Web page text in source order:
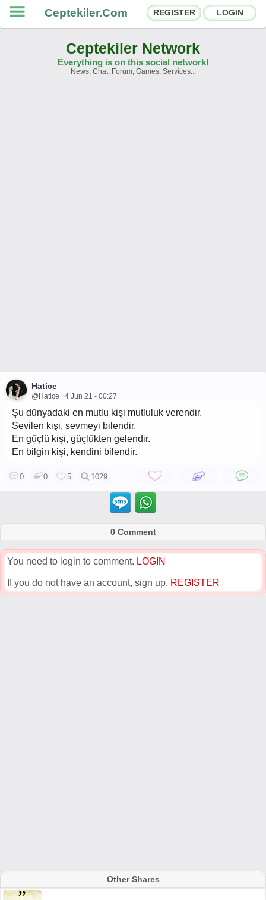
Ceptekiler.Com REGISTER LOGIN
Ceptekiler Network
Everything is on this social network!
News, Chat, Forum, Games, Services...
Hatice
@Hatice | 4 Jun 21 - 00:27
Şu dünyadaki en mutlu kişi mutluluk verendir.
Sevilen kişi, sevmeyi bilendir.
En güçlü kişi, güçlükten gelendir.
En bilgin kişi, kendini bilendir.
0 0 5 1029
0 Comment
You need to login to comment. LOGIN
If you do not have an account, sign up. REGISTER
Other Shares